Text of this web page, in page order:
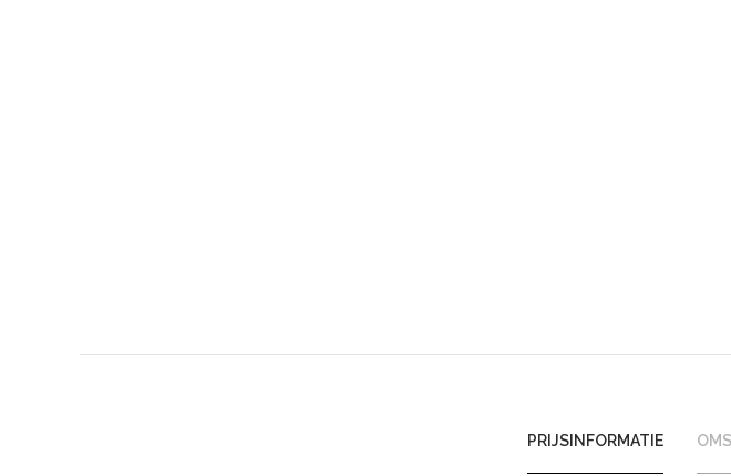
PRIJSINFORMATIE